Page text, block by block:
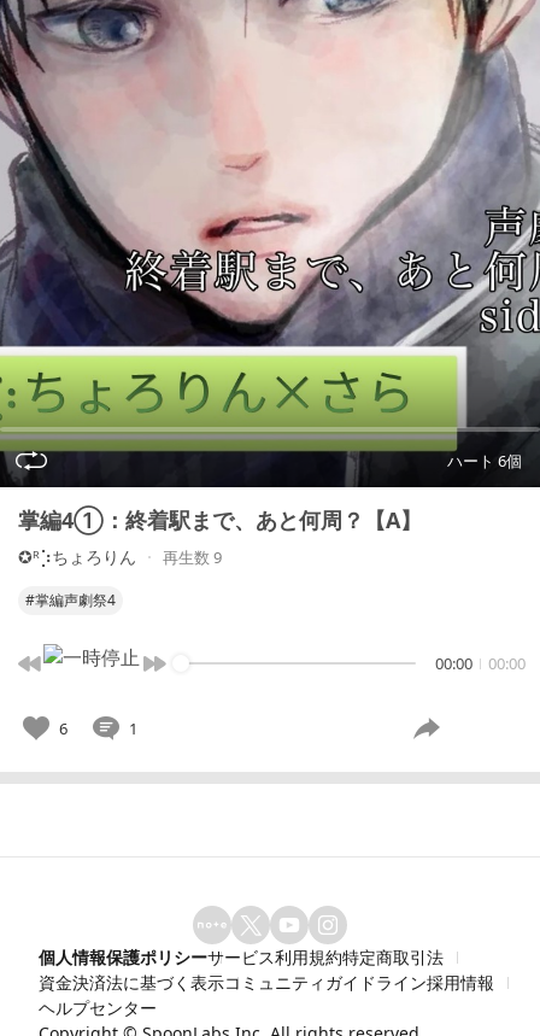
ハート 6個
掌編4①：終着駅まで、あと何周？【A】
✪ᴿ⡱ちょろりん 再生数 9
#掌編声劇祭4
00:00 00:00
6 1
個人情報保護ポリシーサービス利用規約特定商取引法
資金決済法に基づく表示コミュニティガイドライン採用情報
ヘルプセンター